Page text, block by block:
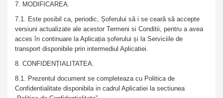
7. MODIFICAREA.
7.1. Este posibil ca, periodic, Șoferului să i se ceară să accepte
versiuni actualizate ale acestor Termeni si Conditii, pentru a avea
acces în continuare la Aplicația șoferului și la Serviciile de
transport disponibile prin intermediul Aplicatiei.
8. CONFIDENȚIALITATEA.
8.1. Prezentul document se completeaza cu Politica de
Confidentialitate disponibila in cadrul Aplicatiei la sectiunea